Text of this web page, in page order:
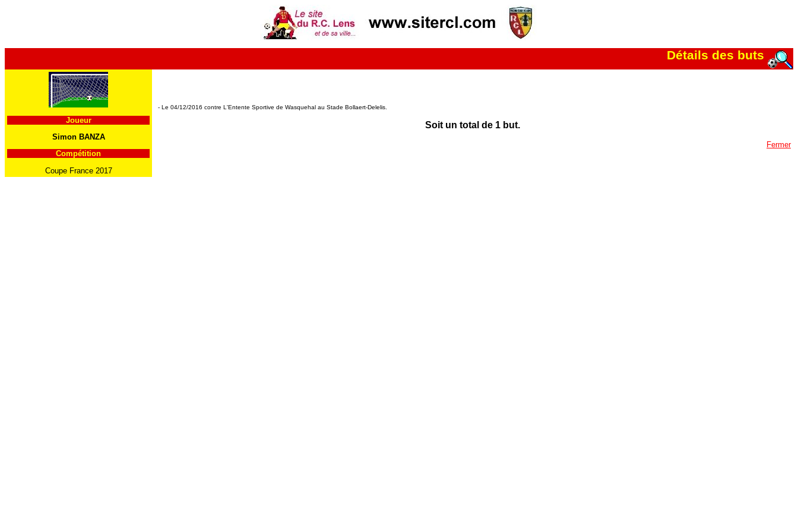
Détails des buts
Joueur
Simon BANZA
Compétition
Coupe France 2017
- Le 04/12/2016 contre L'Entente Sportive de Wasquehal au Stade Bollaert-Delelis.
Soit un total de 1 but.
Fermer